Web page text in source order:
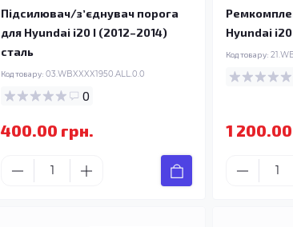
Підсилювач/зʼєднувач порога
для Hyundai i20 I (2012–2014)
сталь
Код товару: 03.WBXXXX1950.ALL.0.0
0
400.00 грн.
Hyundai
Код товару:
1